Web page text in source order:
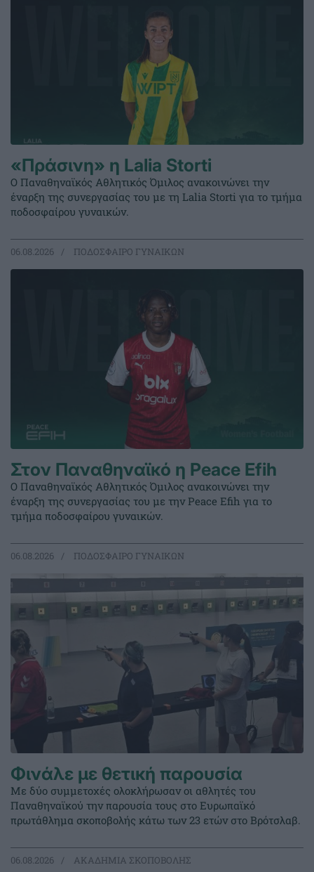
«Πράσινη» η Lalia Storti
Ο Παναθηναϊκός Αθλητικός Όμιλος ανακοινώνει την
έναρξη της συνεργασίας του με τη Lalia Storti για το τμήμα
ποδοσφαίρου γυναικών.
06.08.2026 ΠΟΔΟΣΦΑΙΡΟ ΓΥΝΑΙΚΩΝ
Στον Παναθηναϊκό η Peace Efih
Ο Παναθηναϊκός Αθλητικός Όμιλος ανακοινώνει την
έναρξη της συνεργασίας του με την Peace Efih για το
τμήμα ποδοσφαίρου γυναικών.
06.08.2026 ΠΟΔΟΣΦΑΙΡΟ ΓΥΝΑΙΚΩΝ
Φινάλε με θετική παρουσία
Με δύο συμμετοχές ολοκλήρωσαν οι αθλητές του
Παναθηναϊκού την παρουσία τους στο Ευρωπαϊκό
πρωτάθλημα σκοποβολής κάτω των 23 ετών στο Βρότσλαβ.
06.08.2026 ΑΚΑΔΗΜΙΑ ΣΚΟΠΟΒΟΛΗΣ